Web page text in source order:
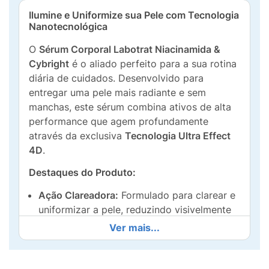
Ilumine e Uniformize sua Pele com Tecnologia
Nanotecnológica
O Sérum Corporal Labotrat Niacinamida &
Cybright é o aliado perfeito para a sua rotina
diária de cuidados. Desenvolvido para
entregar uma pele mais radiante e sem
manchas, este sérum combina ativos de alta
performance que agem profundamente
através da exclusiva Tecnologia Ultra Effect
4D.
Destaques do Produto:
Ação Clareadora: Formulado para clarear e
uniformizar a pele, reduzindo visivelmente
Hidratação Intensiva:Proporciona
Ver mais...